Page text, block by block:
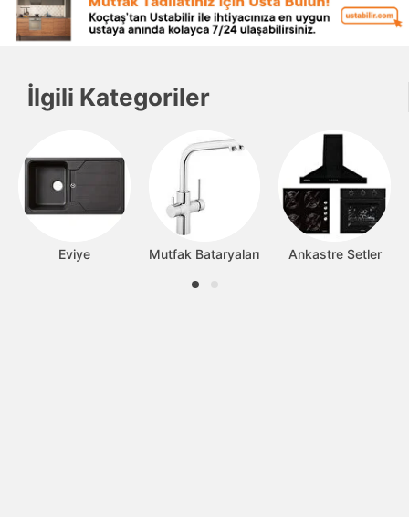
İlgili Kategoriler
Eviye Mutfak Bataryaları Ankastre Setler